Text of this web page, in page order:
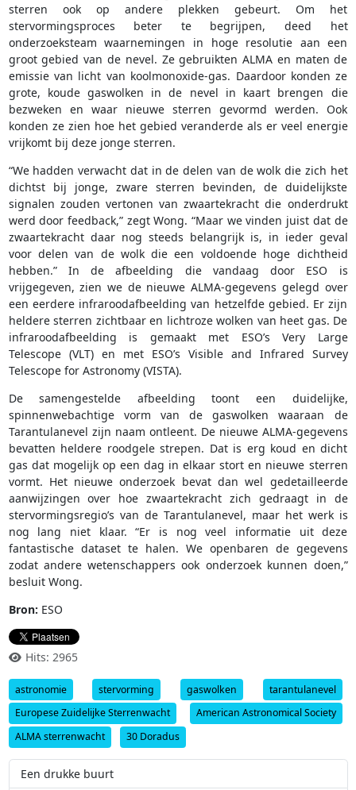
sterren ook op andere plekken gebeurt. Om het
stervormingsproces beter te begrijpen, deed het
onderzoeksteam waarnemingen in hoge resolutie aan een
groot gebied van de nevel. Ze gebruikten ALMA en maten de
emissie van licht van koolmonoxide-gas. Daardoor konden ze
grote, koude gaswolken in de nevel in kaart brengen die
bezweken en waar nieuwe sterren gevormd werden. Ook
konden ze zien hoe het gebied veranderde als er veel energie
vrijkomt bij deze jonge sterren.
“We hadden verwacht dat in de delen van de wolk die zich het
dichtst bij jonge, zware sterren bevinden, de duidelijkste
signalen zouden vertonen van zwaartekracht die onderdrukt
werd door feedback,” zegt Wong. “Maar we vinden juist dat de
zwaartekracht daar nog steeds belangrijk is, in ieder geval
voor delen van de wolk die een voldoende hoge dichtheid
hebben.” In de afbeelding die vandaag door ESO is
vrijgegeven, zien we de nieuwe ALMA-gegevens gelegd over
een eerdere infraroodafbeelding van hetzelfde gebied. Er zijn
heldere sterren zichtbaar en lichtroze wolken van heet gas. De
infraroodafbeelding is gemaakt met ESO’s Very Large
Telescope (VLT) en met ESO’s Visible and Infrared Survey
Telescope for Astronomy (VISTA).
De samengestelde afbeelding toont een duidelijke,
spinnenwebachtige vorm van de gaswolken waaraan de
Tarantulanevel zijn naam ontleent. De nieuwe ALMA-gegevens
bevatten heldere roodgele strepen. Dat is erg koud en dicht
gas dat mogelijk op een dag in elkaar stort en nieuwe sterren
vormt. Het nieuwe onderzoek bevat dan wel gedetailleerde
aanwijzingen over hoe zwaartekracht zich gedraagt in de
stervormingsregio’s van de Tarantulanevel, maar het werk is
nog lang niet klaar. “Er is nog veel informatie uit deze
fantastische dataset te halen. We openbaren de gegevens
zodat andere wetenschappers ook onderzoek kunnen doen,”
besluit Wong.
Bron: ESO
Hits: 2965
astronomie stervorming gaswolken
tarantulanevel
Europese Zuidelijke Sterrenwacht
American Astronomical Society
ALMA sterrenwacht
30 Doradus
Een drukke buurt